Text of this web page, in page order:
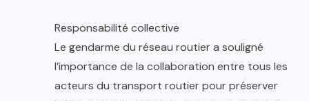
Responsabilité collective
Le gendarme du réseau routier a souligné
l’importance de la collaboration entre tous les
acteurs du transport routier pour préserver